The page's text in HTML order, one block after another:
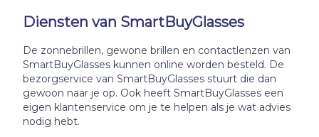
Diensten van SmartBuyGlasses
De zonnebrillen, gewone brillen en contactlenzen van
SmartBuyGlasses kunnen online worden besteld. De
bezorgservice van SmartBuyGlasses stuurt die dan
gewoon naar je op. Ook heeft SmartBuyGlasses een
eigen klantenservice om je te helpen als je wat advies
nodig hebt.